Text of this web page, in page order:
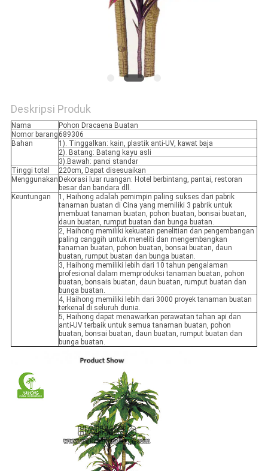
Deskripsi Produk
Nama
Pohon Dracaena Buatan
Nomor barang 689306
Bahan
1). Tinggalkan: kain, plastik anti-UV, kawat baja
2). Batang: Batang kayu asli
3).Bawah: panci standar
Tinggi total
220cm, Dapat disesuaikan
Menggunakan Dekorasi luar ruangan: Hotel berbintang, pantai, restoran
besar dan bandara dll.
Keuntungan
1, Haihong adalah pemimpin paling sukses dari pabrik
tanaman buatan di Cina yang memiliki 3 pabrik untuk
membuat tanaman buatan, pohon buatan, bonsai buatan,
daun buatan, rumput buatan dan bunga buatan.
2, Haihong memiliki kekuatan penelitian dan pengembangan
paling canggih untuk meneliti dan mengembangkan
tanaman buatan, pohon buatan, bonsai buatan, daun
buatan, rumput buatan dan bunga buatan.
3, Haihong memiliki lebih dari 10 tahun pengalaman
profesional dalam memproduksi tanaman buatan, pohon
buatan, bonsais buatan, daun buatan, rumput buatan dan
bunga buatan.
4, Haihong memiliki lebih dari 3000 proyek tanaman buatan
terkenal di seluruh dunia.
5, Haihong dapat menawarkan perawatan tahan api dan
anti-UV terbaik untuk semua tanaman buatan, pohon
buatan, bonsai buatan, daun buatan, rumput buatan dan
bunga buatan.